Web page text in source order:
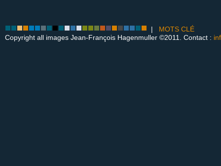
| MOTS CLÉ
Copyright all images Jean-François Hagenmuller ©2011. Contact :